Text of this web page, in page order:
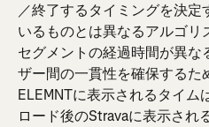
／終了するタイミングを決定
いるものとは異なるアルゴリ
セグメントの経過時間が異な
ザー間の一貫性を確保するた
ELEMNTに表示されるタイム
ロード後のStravaに表示され